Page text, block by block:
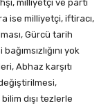
milliyetçi ve parti
ise milliyetçi, iftiracı,
Gürcü tarih
yok
Abhaz karşıtı
dışı tezlerle